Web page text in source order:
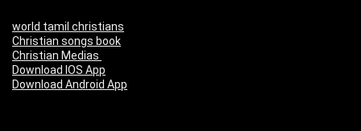
world tamil christians
Christian songs book
Christian Medias
Download IOS App
Download Android App